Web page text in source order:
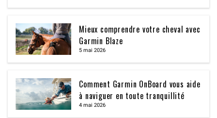
Mieux comprendre votre cheval avec
Garmin Blaze
5 mai 2026
Comment Garmin OnBoard vous aide
à naviguer en toute tranquillité
4 mai 2026